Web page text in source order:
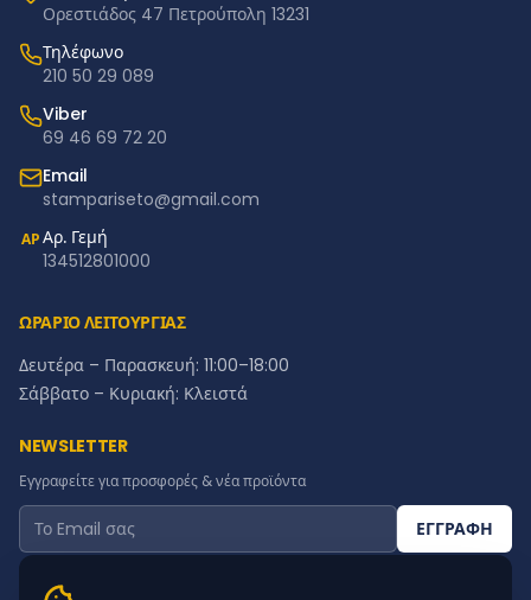
Ορεστιάδος 47 Πετρούπολη 13231
Τηλέφωνο
210 50 29 089
Viber
69 46 69 72 20
Email
stampariseto@gmail.com
ΑΡΑρ. Γεμή
134512801000
ΩΡΑΡΙΟ ΛΕΙΤΟΥΡΓΙΑΣ
Δευτέρα – Παρασκευή: 11:00–18:00
Σάββατο – Κυριακή: Κλειστά
NEWSLETTER
Εγγραφείτε για προσφορές & νέα προϊόντα
ΕΓΓΡΑΦΗ